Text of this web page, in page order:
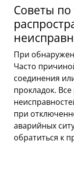
Советы
При
Часто
соединения
прокладок.
при
аварийных
обратиться к